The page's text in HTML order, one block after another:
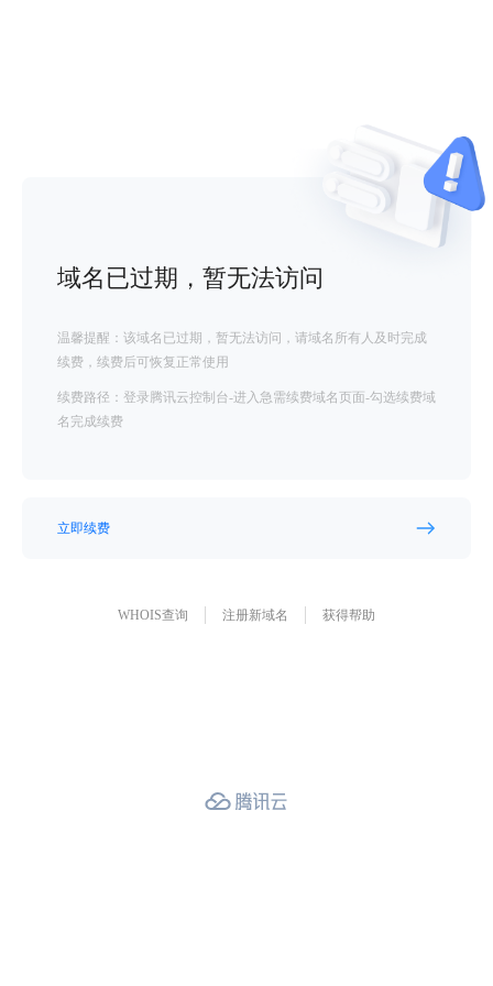
域名已过期，暂无法访问
温馨提醒：该域名已过期，暂无法访问，请域名所有人及时完成
续费，续费后可恢复正常使用
续费路径：登录腾讯云控制台-进入急需续费域名页面-勾选续费域
名完成续费
立即续费
WHOIS查询 注册新域名 获得帮助